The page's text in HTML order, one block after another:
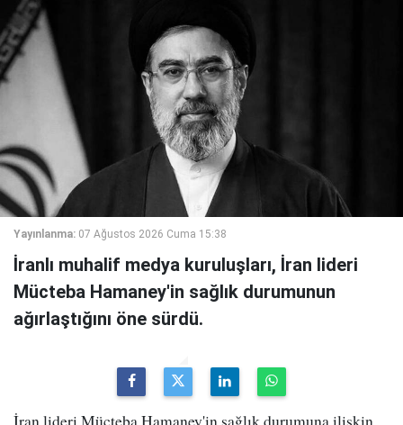
Yayınlanma: 07 Ağustos 2026 Cuma 15:38
İranlı muhalif medya kuruluşları, İran lideri
Mücteba Hamaney'in sağlık durumunun
ağırlaştığını öne sürdü.
İran lideri Mücteba Hamaney'in sağlık durumuna ilişkin